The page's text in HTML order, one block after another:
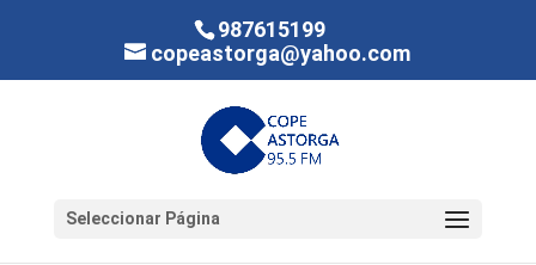
987615199
copeastorga@yahoo.com
Seleccionar Página